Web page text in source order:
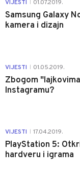
VIJESTI 01.07.2019.
Samsung Galaxy
kamera i dizajn
VIJESTI 01.05.2019.
Zbogom
Instagramu?
VIJESTI 17.04.2019.
PlayStation 5:
hardveru i igrama